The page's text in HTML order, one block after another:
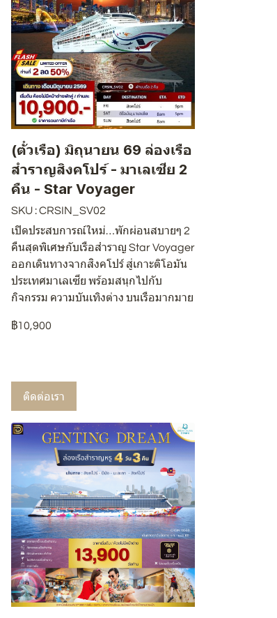
(ตั๋วเรือ) มิถุนายน 69 ล่องเรือ
สำราญสิงคโปร์ - มาเลเซีย 2
คืน - Star Voyager
SKU : CRSIN_SV02
เปิดประสบการณ์ใหม่…พักผ่อนสบายๆ 2
คืนสุดพิเศษกับเรือสำราญ Star Voyager
ออกเดินทางจากสิงคโปร์ สู่เกาะติโอมัน
ประเทศมาเลเซีย พร้อมสนุกไปกับ
กิจกรรม ความบันเทิงต่าง บนเรือมากมาย
฿10,900
ติดต่อเรา